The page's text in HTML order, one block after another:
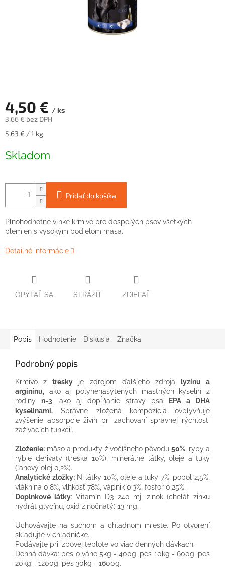
4,50 € / ks
3,66 € bez DPH
Jednotková
5,63 € / 1 kg
Skladom
Pridať do košíka
Plnohodnotné vlhké krmivo pre dospelých psov všetkých
plemien s vysokým podielom mäsa.
Detailné informácie
OPÝTAŤ SA STRÁŽIŤ ZDIEĽAŤ
Popis Hodnotenie Diskusia Značka
Podrobný popis
Krmivo ztresky je zdrojom ďalšieho zdroja
lyzínu a
arginínu, ako aj polynenasýtených mastných kyselín z
rodiny n-3 , ako aj dopĺňanie stravy psa
EPA a DHA
kyselinami. Správne zložená kompozícia ovplyvňuje
zvýšenie absorpcie živín pri zachovaní správnej rýchlosti
zažívacích funkcií.
Zloženie: mäso a produkty živočíšneho pôvodu 50%, ryby a
rybie deriváty (treska 10%), minerálne látky, oleje a tuky
(ľanový olej 0,2%).
Analytické zložky:N-látky 10%, oleje a tuky 7%, popol 2,5%,
vláknina 0,8%, vlhkosť 78%, vápnik 0,3%, fosfor 0,25%.
Doplnkové látky: Vitamín D3 240 mj, zinok (chelát zinku
hydrát glycínu, oxid zinočnatý) 13 mg.
Uchovávajte na suchom a chladnom mieste. Po otvorení
skladujte v chladničke.
Podávajte pri izbovej teplote vo viac denných dávkach.
Denná dávka: pes o váhe 5kg - 400g, pes 10kg - 600g, pes
20kg - 1200g, pes 30kg - 1600g.